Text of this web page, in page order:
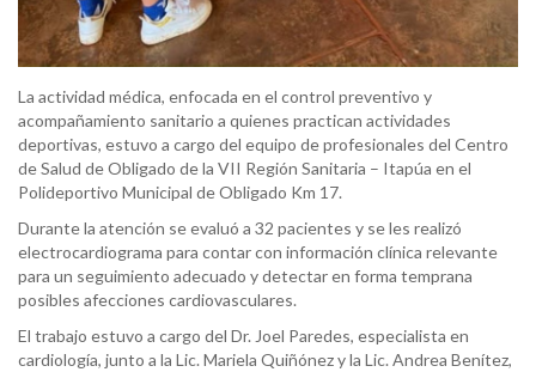
La actividad médica, enfocada en el control preventivo y
acompañamiento sanitario a quienes practican actividades
deportivas, estuvo a cargo del equipo de profesionales del Centro
de Salud de Obligado de la VII Región Sanitaria – Itapúa en el
Polideportivo Municipal de Obligado Km 17.
Durante la atención se evaluó a 32 pacientes y se les realizó
electrocardiograma para contar con información clínica relevante
para un seguimiento adecuado y detectar en forma temprana
posibles afecciones cardiovasculares.
El trabajo estuvo a cargo del Dr. Joel Paredes, especialista en
cardiología, junto a la Lic. Mariela Quiñónez y la Lic. Andrea Benítez,